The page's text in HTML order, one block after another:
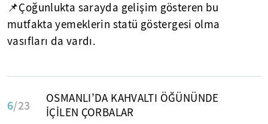
📌Çoğunlukta sarayda gelişim gösteren bu
mutfakta yemeklerin statü göstergesi olma
vasıfları da vardı.
6/23
OSMANLI’DA KAHVALTI ÖĞÜNÜNDE
İÇİLEN ÇORBALAR